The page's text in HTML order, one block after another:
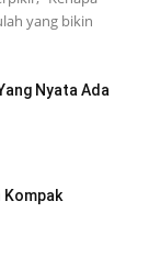
yang bikin
Nyata Ada
Kompak